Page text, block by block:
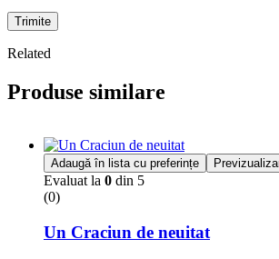
Trimite
Related
Produse similare
Adaugă în lista cu preferințe
Evaluat la 0 din 5
(0)
Un Craciun de neuitat